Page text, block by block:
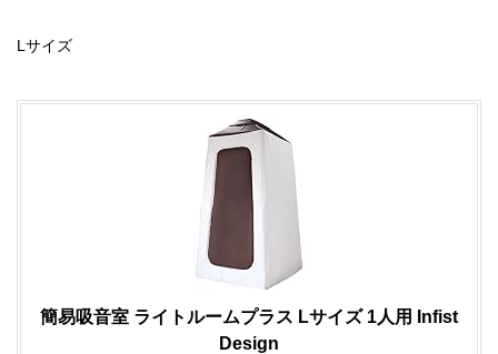
Lサイズ
簡易吸音室 ライトルームプラス Lサイズ 1人用 Infist
Design